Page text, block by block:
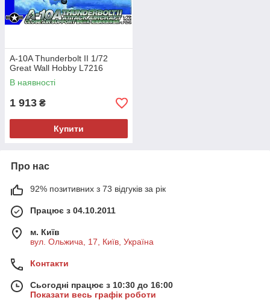
A-10A Thunderbolt II 1/72
Great Wall Hobby L7216
В наявності
1 913 ₴
Купити
Про нас
92% позитивних з 73 відгуків за рік
Працює з 04.10.2011
м. Київ
вул. Ольжича, 17, Київ, Україна
Контакти
Сьогодні працює з 10:30 до 16:00
Показати весь графік роботи